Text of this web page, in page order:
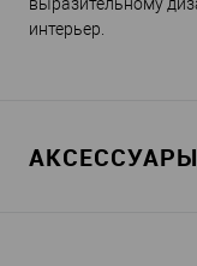
интерьер.